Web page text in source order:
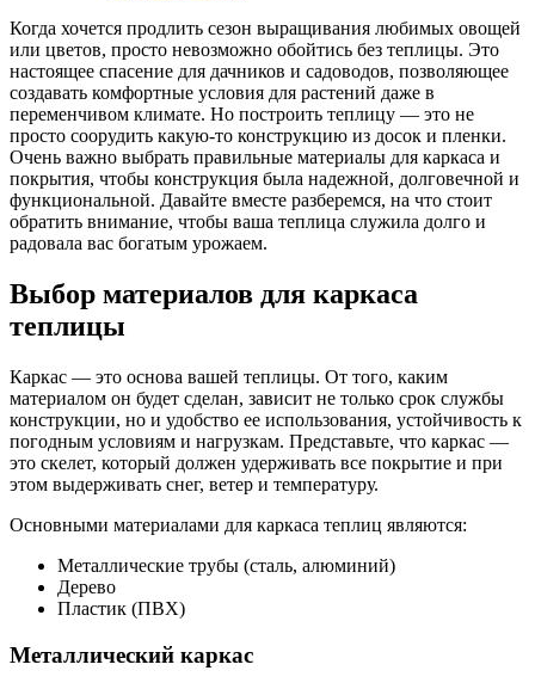
Когда хочется продлить сезон выращивания любимых овощей
или цветов, просто невозможно обойтись без теплицы. Это
настоящее спасение для дачников и садоводов, позволяющее
создавать комфортные условия для растений даже в
переменчивом климате. Но построить теплицу — это не
просто соорудить какую-то конструкцию из досок и пленки.
Очень важно выбрать правильные материалы для каркаса и
покрытия, чтобы конструкция была надежной, долговечной и
функциональной. Давайте вместе разберемся, на что стоит
обратить внимание, чтобы ваша теплица служила долго и
радовала вас богатым урожаем.
Выбор материалов для каркаса
теплицы
Каркас — это основа вашей теплицы. От того, каким
материалом он будет сделан, зависит не только срок службы
конструкции, но и удобство ее использования, устойчивость к
погодным условиям и нагрузкам. Представьте, что каркас —
это скелет, который должен удерживать все покрытие и при
этом выдерживать снег, ветер и температуру.
Основными материалами для каркаса теплиц являются:
Металлические трубы (сталь, алюминий)
Дерево
Пластик (ПВХ)
Металлический каркас